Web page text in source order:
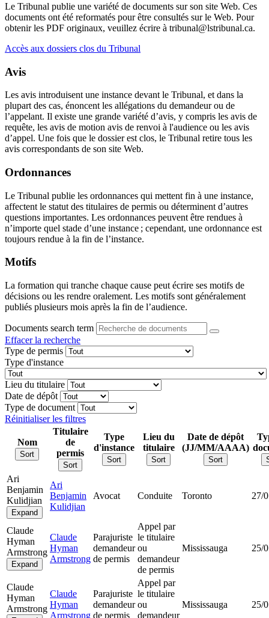
Le Tribunal publie une variété de documents sur son site Web. Ces
documents ont été reformatés pour être consultés sur le Web. Pour
obtenir les PDF originaux, veuillez écrire à tribunal@lstribunal.ca.
Accès aux dossiers clos du Tribunal
Avis
Les avis introduisent une instance devant le Tribunal, et dans la
plupart des cas, énoncent les allégations du demandeur ou de
l’appelant. Il existe une grande variété d’avis, y compris les avis de
requête, les avis de motion avis de renvoi à l'audience ou les avis
d’appel. Une fois que le dossier est clos, le Tribunal retire tous les
avis correspondants de son site Web.
Ordonnances
Le Tribunal publie les ordonnances qui mettent fin à une instance,
affectent le statut des titulaires de permis ou déterminent d’autres
questions importantes. Les ordonnances peuvent être rendues à
n’importe quel stade d’une instance ; cependant, une ordonnance est
toujours rendue à la fin de l’instance.
Motifs
La formation qui tranche chaque cause peut écrire ses motifs de
décisions ou les rendre oralement. Les motifs sont généralement
publiés plusieurs mois après la fin de l’audience.
Documents search term
Effacer la recherche
Type de permis
Type d'instance
Lieu du titulaire
Date de dépôt
Type de document
Réinitialiser les filtres
Nom
Sort
Titulaire
de
permis
Sort
Type
d'instance
Sort
Lieu du
titulaire
Sort
Date de dépôt
(JJ/MM/AAAA)
Sort
Ari
Benjamin
Kulidjian
Expand
Ari
Benjamin
Kulidjian
Avocat Conduite Toronto 27/
Claude
Hyman
Armstrong
Expand
Claude
Hyman
Armstrong
Parajuriste
demandeur
de permis
Appel par
le titulaire
ou
demandeur
de permis
Mississauga 25/
Claude
Hyman
Armstrong
Claude
Hyman
Armstrong
Parajuriste
demandeur
de permis
Appel par
le titulaire
ou
demandeur
Mississauga 25/